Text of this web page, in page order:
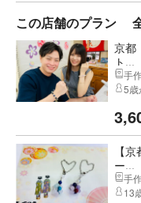
この店舗のプラン
京都
ト...
手
5歳
【
ー...
手
13